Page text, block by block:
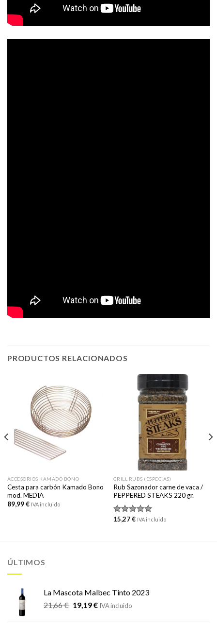
PRODUCTOS RELACIONADOS
ACCESORIOS KAMADO BONO
Cesta para carbón Kamado Bono
mod. MEDIA
89,99€ IVA incluido
GRILL RUBS (ESPECIAS)
Rub Sazonador carne de vaca /
PEPPERED STEAKS 220 gr.
Valorado
15,27€ IVA incluido
ÚLTIMOS
La Mascota Malbec Tinto 2023
21,66€ El
19,19€ElIVA incluido